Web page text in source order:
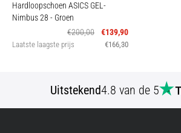
Hardloopschoen ASICS GEL-
Nimbus 28 - Groen
€200,00
€139,90
Laatste laagste prijs €166,30
Uitstekend4.8 van de 5